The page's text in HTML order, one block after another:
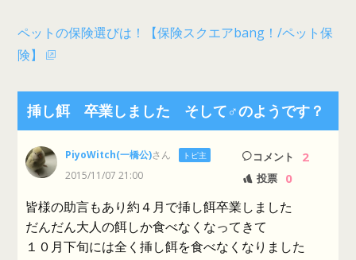
ペットの保険選びは！【保険スクエアbang！/ペット保
険】
挿し餌 卒業しました そして♂のようです？
PiyoWitch(一橋公)さん トピ主
2015/11/07 21:00
コメント 2
投票 0
皆様の助言もあり約４月で挿し餌卒業しました
だんだん大人の餌しか食べなくなってきて
１０月下旬には全く挿し餌を食べなくなりました